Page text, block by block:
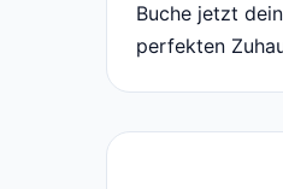
Buche jetzt
perfekten